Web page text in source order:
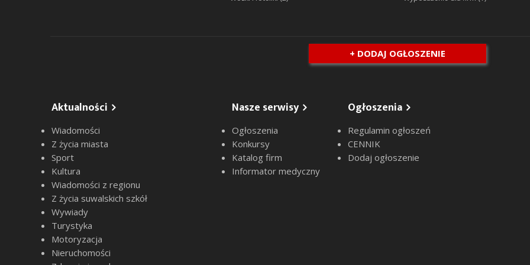
+ DODAJ OGŁOSZENIE
Aktualności
Wiadomości
Z życia miasta
Sport
Kultura
Wiadomości z regionu
Z życia suwalskich szkół
Wywiady
Turystyka
Motoryzacja
Nieruchomości
Nasze serwisy
Ogłoszenia
Konkursy
Katalog firm
Informator medyczny
Ogłoszenia
Regulamin ogłoszeń
CENNIK
Dodaj ogłoszenie